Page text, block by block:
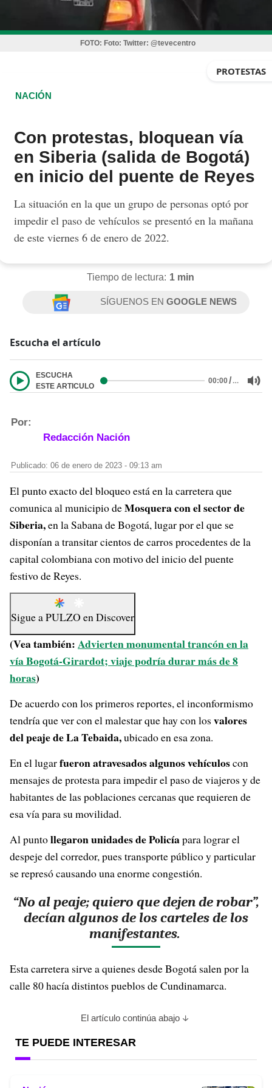
FOTO: Foto: Twitter: @tevecentro
PROTESTAS
NACIÓN
Con protestas, bloquean vía
en Siberia (salida de Bogotá)
en inicio del puente de Reyes
La situación en la que un grupo de personas optó por
impedir el paso de vehículos se presentó en la mañana
de este viernes 6 de enero de 2022.
Tiempo de lectura: 1 min
SÍGUENOS ENGOOGLE NEWS
Escucha el artículo
ESCUCHA
ESTE ARTICULO
00:00/…
Por:
Redacción Nación
Publicado: 06 de enero de 2023 - 09:13 am
El punto exacto del bloqueo está en la carretera que
comunica al municipio deMosquera con el sector de
Siberia,en la Sabana de Bogotá, lugar por el que se
disponían a transitar cientos de carros procedentes de la
capital colombiana con motivo del inicio del puente
festivo de Reyes.
Sigue aPULZO enDiscover
(Vea también:Advierten monumental trancón en la
vía Bogotá-Girardot; viaje podría durar más de 8
horas)
De acuerdo con los primeros reportes, el inconformismo
tendría que ver con el malestar que hay con los valores
del peaje de La Tebaida,ubicado en esa zona.
En el lugarfueron atravesados algunos vehículoscon
mensajes de protesta para impedir el paso de viajeros y de
habitantes de las poblaciones cercanas que requieren de
esa vía para su movilidad.
Al puntollegaron unidades de Policíapara lograr el
despeje del corredor, pues transporte público y particular
se represó causando una enorme congestión.
“No al peaje; quiero que dejen de robar”,
decían algunos de los carteles de los
manifestantes.
Esta carretera sirve a quienes desde Bogotá salen por la
calle 80 hacía distintos pueblos de Cundinamarca.
El artículo continúa abajo
TE PUEDE INTERESAR